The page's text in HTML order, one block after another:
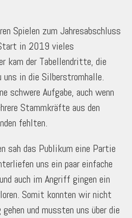
Spielen zum Jahresabschluss
in 2019 vieles
kam der Tabellendritte, die
uns in die Silberstromhalle.
schwere Aufgabe, auch wenn
Stammkräfte aus den
fehlten.
sah das Publikum eine Partie
uns ein paar einfache
auch im Angriff gingen ein
Somit konnten wir nicht
und mussten uns über die